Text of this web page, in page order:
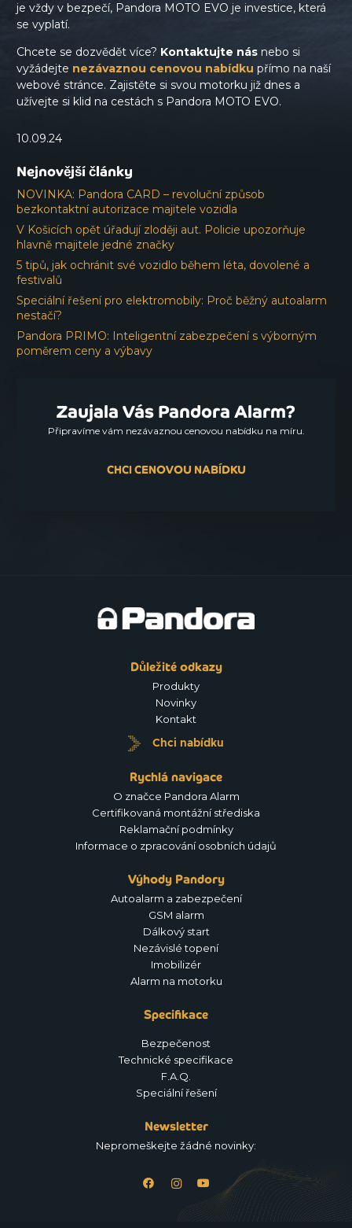
je vždy v bezpečí, Pandora MOTO EVO je investice, která
se vyplatí.
Chcete se dozvědět více? Kontaktujte nás nebo si
vyžádejte nezávaznou cenovou nabídku přímo na naší
webové stránce. Zajistěte si svou motorku již dnes a
užívejte si klid na cestách s Pandora MOTO EVO.
10.09.24
Nejnovější články
NOVINKA: Pandora CARD – revoluční způsob
bezkontaktní autorizace majitele vozidla
V Košicích opět úřadují zloději aut. Policie upozorňuje
hlavně majitele jedné značky
5 tipů, jak ochránit své vozidlo během léta, dovolené a
festivalů
Speciální řešení pro elektromobily: Proč běžný autoalarm
nestačí?
Pandora PRIMO: Inteligentní zabezpečení s výborným
poměrem ceny a výbavy
Zaujala Vás Pandora Alarm?
Připravíme vám nezávaznou cenovou nabídku na míru.
CHCI CENOVOU NABÍDKU
Důležité odkazy
Produkty
Novinky
Kontakt
Chci nabídku
Rychlá navigace
O značce Pandora Alarm
Certifikovaná montážní střediska
Reklamační podmínky
Informace o zpracování osobních údajů
Výhody Pandory
Autoalarm a zabezpečení
GSM alarm
Dálkový start
Nezávislé topení
Imobilizér
Alarm na motorku
Specifikace
Bezpečenost
Technické specifikace
F.A.Q.
Speciální řešení
Newsletter
Nepromeškejte žádné novinky: